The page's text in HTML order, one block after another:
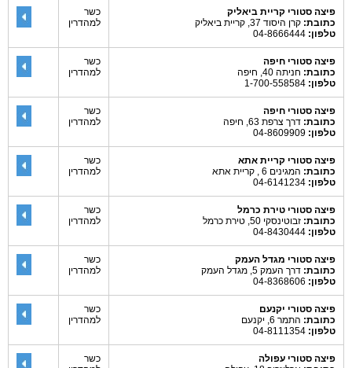
פיצה סטורי קריית ביאליק
כתובת: קרן היסוד 37, קריית ביאליק
טלפון:
כשר
למהדרין
פיצה סטורי חיפה
כתובת: חניתה 40, חיפה
טלפון:
כשר
למהדרין
פיצה סטורי חיפה
כתובת: דרך צרפת 63, חיפה
טלפון:
כשר
למהדרין
פיצה סטורי קריית אתא
כתובת: המגינים 6 , קריית אתא
טלפון:
כשר
למהדרין
פיצה סטורי טירת כרמל
כתובת: זבוטינסקי 50, טירת כרמל
טלפון:
כשר
למהדרין
פיצה סטורי מגדל העמק
כתובת: דרך העמק 5, מגדל העמק
טלפון:
כשר
למהדרין
פיצה סטורי יקנעם
כתובת: התמר 6, יקנעם
טלפון:
כשר
למהדרין
פיצה סטורי עפולה
כשר